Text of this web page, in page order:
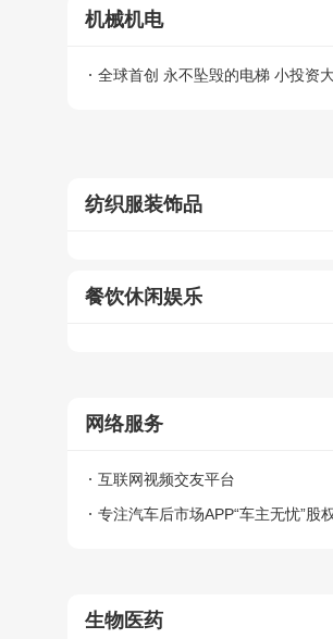
机械机电
全球首创 永不坠毁的电梯 小投资
纺织服装饰品
餐饮休闲娱乐
网络服务
互联网视频交友平台
专注汽车后市场APP“车主无忧”股
生物医药